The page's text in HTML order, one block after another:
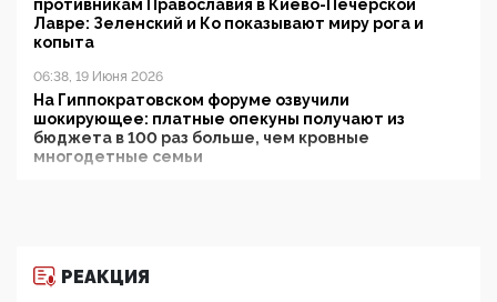
противникам Православия в Киево-Печерской
Лавре: Зеленский и Ко показывают миру рога и
копыта
06:38, 19 Июня 2026
На Гиппократовском форуме озвучили
шокирующее: платные опекуны получают из
бюджета в 100 раз больше, чем кровные
многодетные семьи
11:53, 09 Июня 2026
РЕАКЦИЯ